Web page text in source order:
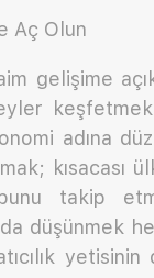
Aç Olun
gelişime
adına
kısacası
takip
düşünmek
yetisinin